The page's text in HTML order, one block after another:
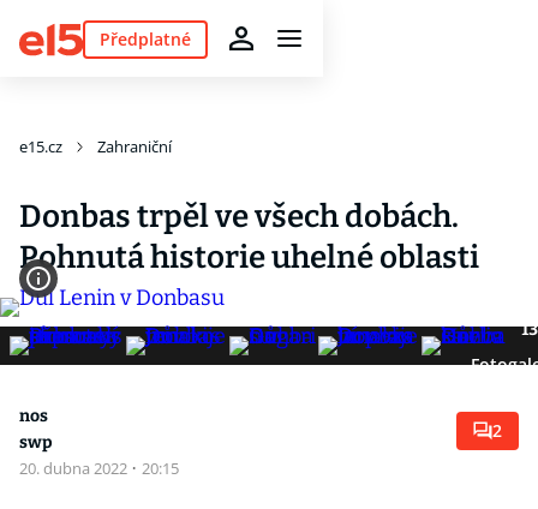
Předplatné
e15.cz Zahraniční
Donbas trpěl ve všech dobách.
Pohnutá historie uhelné oblasti
13
nos
swp
20. dubna 2022 · 20:15
2